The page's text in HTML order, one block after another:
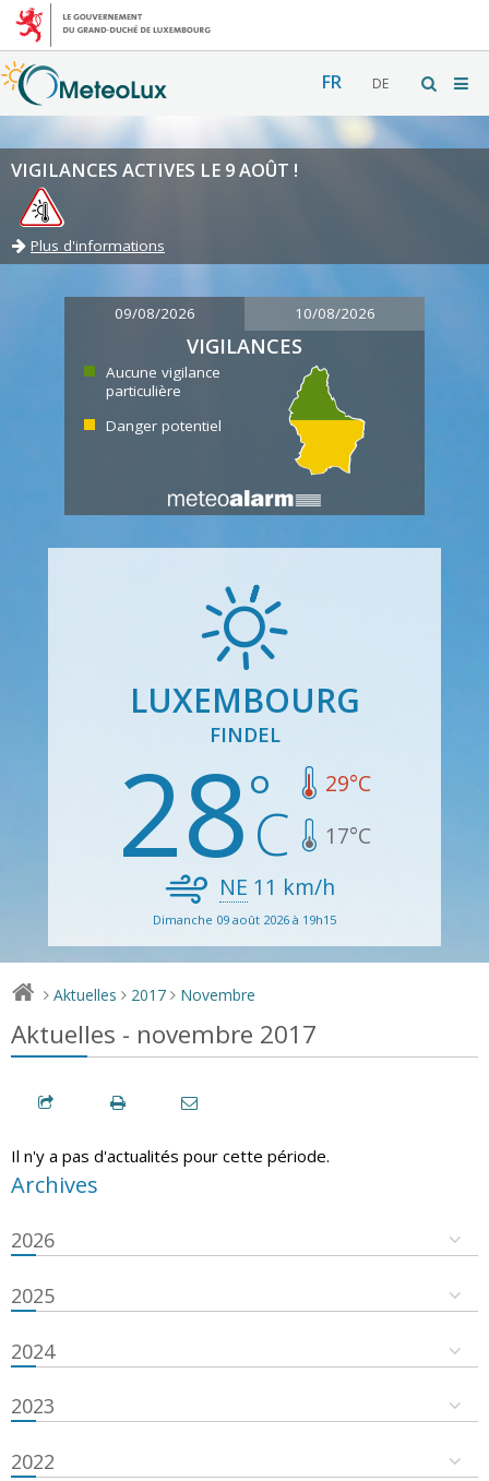
FR DE
VIGILANCES ACTIVES LE 9 AOÛT !
Plus d'informations
09/08/2026 10/08/2026
VIGILANCES
Aucune vigilance
particulière
Danger potentiel
LUXEMBOURG
FINDEL
28 29°C
17°C
NE 11 km/h
Dimanche 09 août 2026 à 19h15
> Aktuelles > 2017 > Novembre
Aktuelles - novembre 2017
Il n'y a pas d'actualités pour cette période.
Archives
2026
2025
2024
2023
2022